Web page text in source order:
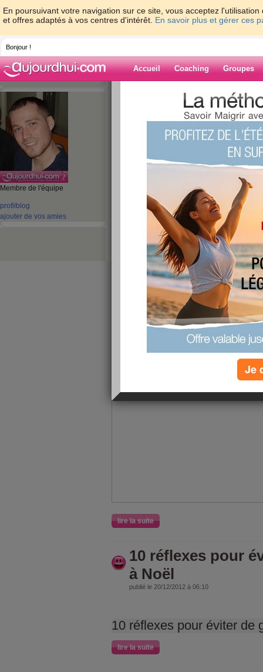
En poursuivant votre navigation sur ce site, vous acceptez
et offres adaptés à vos centres d'intérêt. En savoir plus et gérer ces
Bonjour !
Accueil Coaching Groupes
Membre de l'équipe
profil blog
ajouter de vos amies
>
Blog de
21 - 30 31 - 40 41 - 50 51 -
‹ Préc. 1 2 3 4 5
Heureuse Année
publié le 03/01/2013 à 07:04
Et bonne Santé !
lire la suite
10 réflexes pour
à Noël
publié le 20/12/2012 à 06:10
10 réflexes pour éviter de
lire la suite
Je